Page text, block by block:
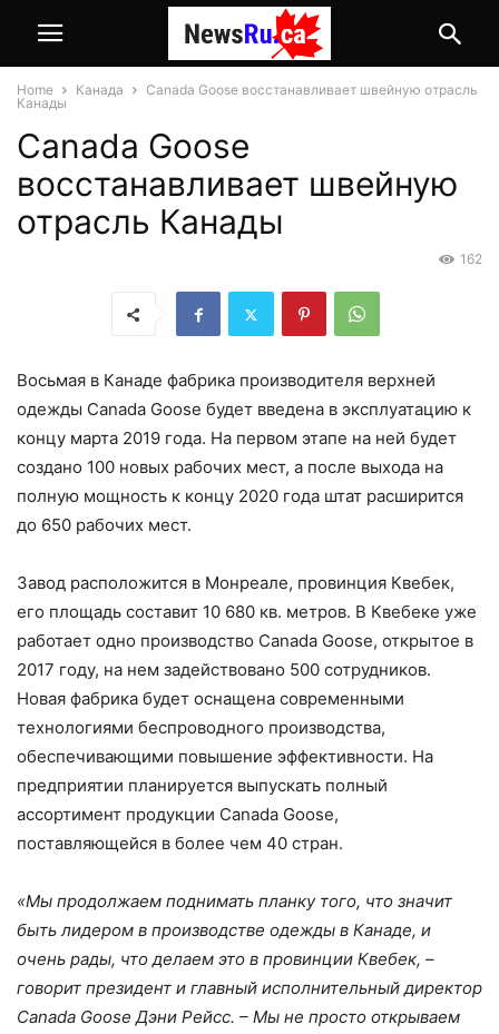
Home Канада
Canada Goose восстанавливает швейную отрасль
Канады
Canada Goose
восстанавливает швейную
отрасль Канады
162
Восьмая в Канаде фабрика производителя верхней
одежды Canada Goose будет введена в эксплуатацию к
концу марта 2019 года. На первом этапе на ней будет
создано 100 новых рабочих мест, а после выхода на
полную мощность к концу 2020 года штат расширится
до 650 рабочих мест.
Завод расположится в Монреале, провинция Квебек,
его площадь составит 10 680 кв. метров. В Квебеке уже
работает одно производство Canada Goose, открытое в
2017 году, на нем задействовано 500 сотрудников.
Новая фабрика будет оснащена современными
технологиями беспроводного производства,
обеспечивающими повышение эффективности. На
предприятии планируется выпускать полный
ассортимент продукции Canada Goose,
поставляющейся в более чем 40 стран.
«Мы продолжаем поднимать планку того, что значит
быть лидером в производстве одежды в Канаде, и
очень рады, что делаем это в провинции Квебек, –
говорит президент и главный исполнительный директор
Canada Goose Дэни Рейсс. – Мы не просто открываем